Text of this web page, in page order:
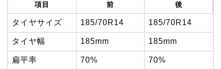
項目 前 後
タイヤサイズ 185/70R14 185/70R14
タイヤ幅 185mm 185mm
扁平率 70% 70%